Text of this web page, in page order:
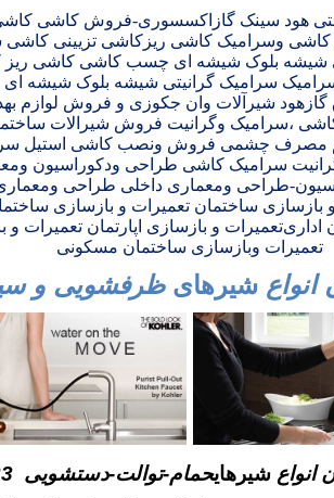
هود سینک گازاکسسوری-فروش کاشی کاشی
کاشی وسرامیک کاشی ریزکاشی تزیینی کاشی
شیشه بلوک شیشه ای چسب کاشی کاشی
سرامیک سرامیک گرانیتی شیشه بلوک شیشه ای
شیرآلات وان جکوزی و فروش لوازم
کاشی ،سرامیک وگرانیت فروش شیرالات
مصرف چشمی فروش ونصب کاشی استیل
سرامیک کاشی طراحی ودکوراسیون
طراحی ومعماری داخلی طراحی
بازسازی ساختمان تعمیرات و بازسازی
اداریتعمیرات و بازسازی اپارتمان تعمیرات
تعمیرات وبازسازی ساختمان مسکونی
شیرهایظرفشویی و
شیرهایحمام-توالت-دستشویی